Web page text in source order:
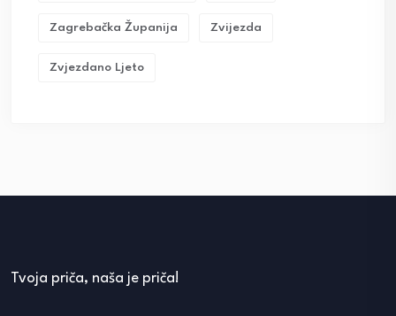
Zagrebačka Županija Zvijezda
Zvjezdano Ljeto
Tvoja priča, naša je priča!